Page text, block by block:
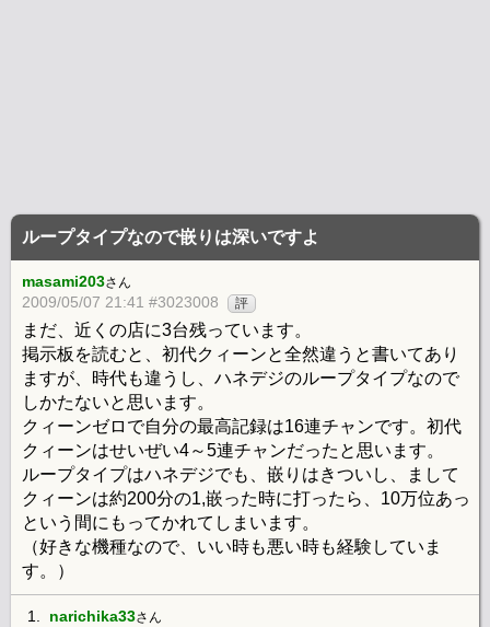
ループタイプなので嵌りは深いですよ
masami203さん
2009/05/07 21:41 #3023008 評
まだ、近くの店に3台残っています。
掲示板を読むと、初代クィーンと全然違うと書いてあり
ますが、時代も違うし、ハネデジのループタイプなので
しかたないと思います。
クィーンゼロで自分の最高記録は16連チャンです。初代
クィーンはせいぜい4～5連チャンだったと思います。
ループタイプはハネデジでも、嵌りはきついし、まして
クィーンは約200分の1,嵌った時に打ったら、10万位あっ
という間にもってかれてしまいます。
（好きな機種なので、いい時も悪い時も経験していま
す。）
1. narichika33さん